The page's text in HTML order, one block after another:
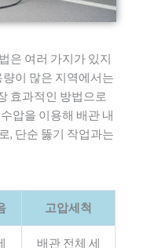
은 여러 가지가 있지
이 많은 지역에서는
효과적인 방법으로
압을 이용해 배관 내
, 단순 뚫기 작업과는
고압세척
배관 전체 세